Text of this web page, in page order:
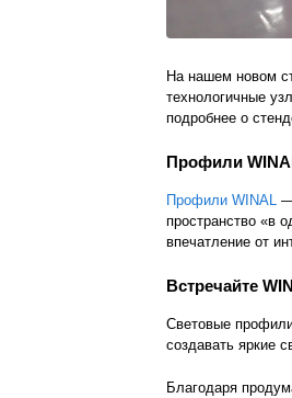
На нашем новом
технологичные
подробнее о
Профили
Профили WINAL —
пространство «в
впечатление от
Встречайте
Световые
создавать яркие
Благодаря